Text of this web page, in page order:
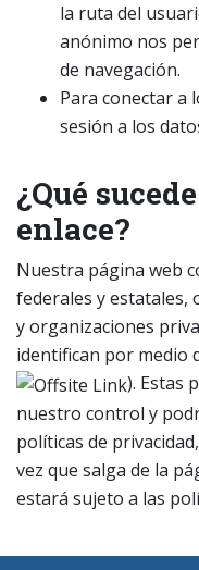
la ruta del
anónimo nos
de navegación.
Para conectar a
sesión a los
¿Qué
enlace?
Nuestra página web
federales y estatales,
y organizaciones
identifican por medio
). Estas
nuestro control y
políticas de
vez que salga de la
estará sujeto a las